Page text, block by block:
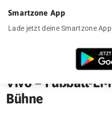
Vivo –
Vivo – Fußball-
Bühne
Smartzone App
Lade jetzt deine Smartzone App